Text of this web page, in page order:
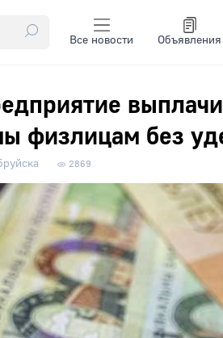
Все новости Объявления
физлицам без
2869